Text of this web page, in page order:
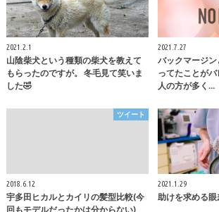
2021.2.1
山陰柴犬という種類の柴犬を教えて
もらったのですが。 冬毛見て笑いま
した🤣
2021.7.27
バックマージ
ってたことが
人の方が多く…
ツイート
2018.6.12
宇多田ヒカルとカイリの髪型比較(今
回もモデルだったかは分からない)
2021.1.29
助けを求める